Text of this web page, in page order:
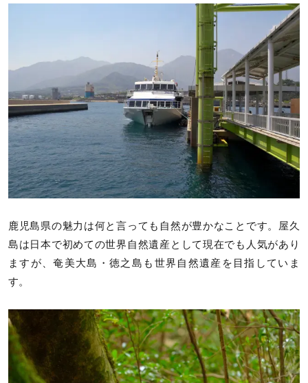
鹿児島県の魅力は何と言っても自然が豊かなことです。屋久
島は日本で初めての世界自然遺産として現在でも人気があり
ますが、奄美大島・徳之島も世界自然遺産を目指していま
す。